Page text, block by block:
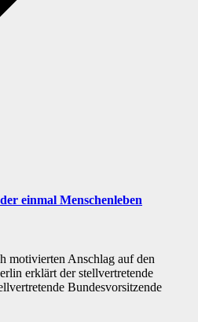
einmal Menschenleben
motivierten Anschlag auf den
erklärt der stellvertretende
Bundesvorsitzende